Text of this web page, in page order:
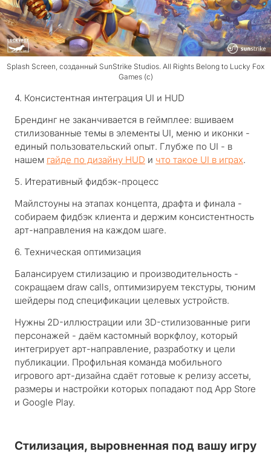
Splash Screen, созданный SunStrike Studios. All Rights Belong to Lucky Fox
Games (c)
4. Консистентная интеграция UI и HUD
Брендинг не заканчивается в геймплее: вшиваем
стилизованные темы в элементы UI, меню и иконки -
единый пользовательский опыт. Глубже по UI - в
нашем гайде по дизайну HUD и что такое UI в играх.
5. Итеративный фидбэк-процесс
Майлстоуны на этапах концепта, драфта и финала -
собираем фидбэк клиента и держим консистентность
арт-направления на каждом шаге.
6. Техническая оптимизация
Балансируем стилизацию и производительность -
сокращаем draw calls, оптимизируем текстуры, тюним
шейдеры под спецификации целевых устройств.
Нужны 2D-иллюстрации или 3D-стилизованные риги
персонажей - даём кастомный воркфлоу, который
интегрирует арт-направление, разработку и цели
публикации. Профильная команда мобильного
игрового арт-дизайна сдаёт готовые к релизу ассеты,
размеры и настройки которых попадают под App Store
и Google Play.
Стилизация, выровненная под вашу игру